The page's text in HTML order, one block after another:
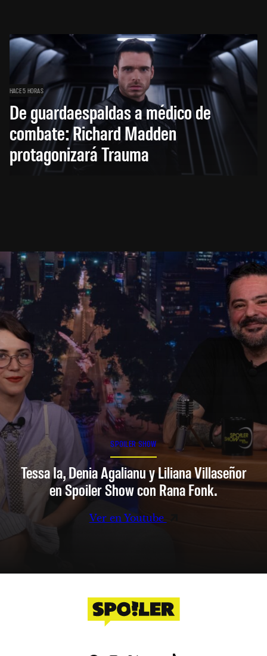
HACE 5 HORAS
De guardaespaldas a médico de
combate: Richard Madden
protagonizará Trauma
SPOILER SHOW
Tessa Ia, Denia Agalianu y Liliana Villaseñor
en Spoiler Show con Rana Fonk.
Ver en Youtube